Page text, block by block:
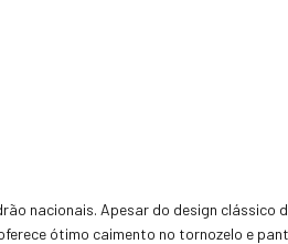
nacionais. Apesar do design clássico
ótimo caimento no tornozelo e